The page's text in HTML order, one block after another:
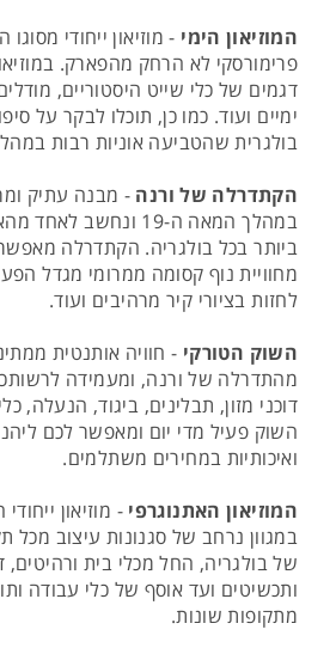
המוזיאון הימי - מוזיאון ייחודי
פרימורסקי לא הרחק מהפארק.
דגמים של כלי שייט היסטוריים,
ימיים ועוד. כמו כן, תוכלו לבקר על
בולגרית שהטביעה אוניות רבות
הקתדרלה של ורנה - מבנה עתיק
במהלך המאה ה-19 ונחשב
ביותר בכל בולגריה. הקתדרלה
מחוויית נוף קסומה ממרומי מגדל
לחזות בציורי קיר מרהיבים ועוד.
השוק הטורקי - חוויה אותנטית
מהתדרלה של ורנה, ומעמידה
דוכני מזון, תבלינים, ביגוד, הנעלה,
השוק פעיל מדי יום ומאפשר לכם
ואיכותיות במחירים משתלמים.
המוזיאון האתנוגרפי- מוזיאון
במגוון נרחב של סגנונות עיצוב מכל
של בולגריה, החל מכלי בית
ותכשיטים ועד אוסף של כלי עבודה
מתקופות שונות.